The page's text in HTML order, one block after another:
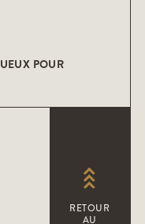
POUR
RETOUR
AU